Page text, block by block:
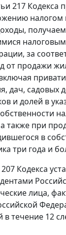
217 Кодекса
налогом
за
от продажи
дач, садовых
и долей в
также при
в
три года и
Кодекса
лица,
в течение 12